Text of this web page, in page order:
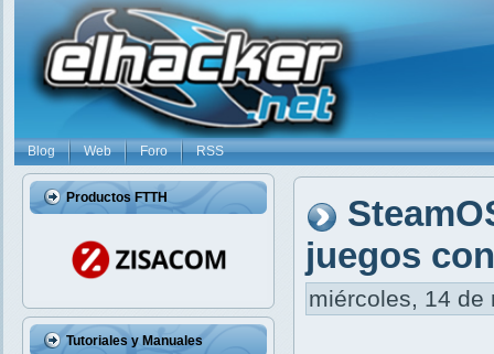
Blog Web Foro RSS
Productos FTTH
Tutoriales y Manuales
juegos
miércoles, 14 de